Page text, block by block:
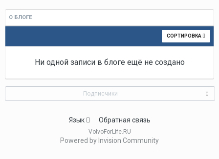
О БЛОГЕ
СОРТИРОВКА
Ни одной записи в блоге ещё не создано
Подписчики 0
Язык Обратная связь
VolvoForLife.RU
Powered by Invision Community